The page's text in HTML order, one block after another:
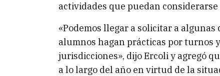
actividades que puedan considerarse
«Podemos llegar a solicitar a
alumnos hagan prácticas por turnos
jurisdicciones», dijo Ercoli y agregó
a lo largo del año en virtud de la